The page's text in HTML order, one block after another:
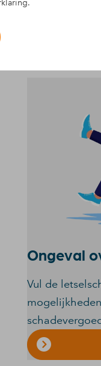
Klik op
Ongeval
Vul de